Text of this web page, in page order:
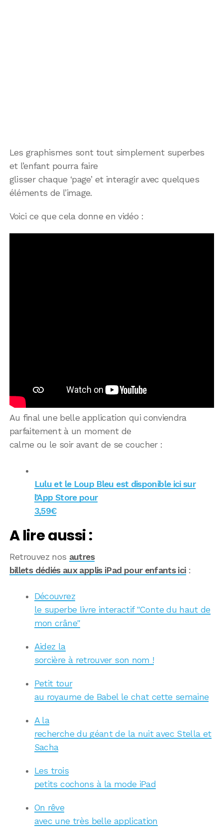
Les graphismes sont tout simplement superbes
et l’enfant pourra faire
glisser chaque ‘page’ et interagir avec quelques
éléments de l’image.
Voici ce que cela donne en vidéo :
Au final une belle application qui conviendra
parfaitement à un moment de
calme ou le soir avant de se coucher :
Lulu et le Loup Bleu est disponible ici sur
l’App Store pour
3,59€
A lire aussi :
Retrouvez nos autres
billets dédiés aux applis iPad pour enfants ici:
Découvrez
le superbe livre interactif "Conte du haut de
mon crâne"
Aidez la
sorcière à retrouver son nom !
Petit tour
au royaume de Babel le chat cette semaine
A la
recherche du géant de la nuit avec Stella et
Sacha
Les trois
petits cochons à la mode iPad
On rêve
avec une très belle application